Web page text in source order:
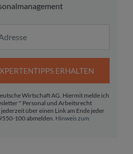
ERHALTEN
Wirtschaft AG. Hiermit melde ich
" Personal und Arbeitsrecht
über einen Link am Ende jeder
100 abmelden. Hinweis zum